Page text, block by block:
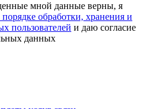
мной данные верны, я
обработки, хранения и
пользователей и даю согласие
данных